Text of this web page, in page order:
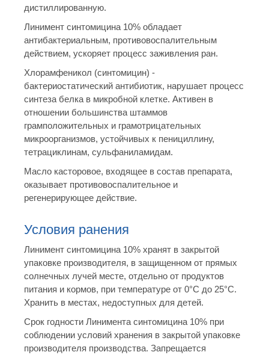
дистиллированную.
Линимент синтомицина 10% обладает
антибактериальным, противовоспалительным
действием, ускоряет процесс заживления ран.
Хлорамфеникол (синтомицин) -
бактериостатический антибиотик, нарушает процесс
синтеза белка в микробной клетке. Активен в
отношении большинства штаммов
грамположительных и грамотрицательных
микроорганизмов, устойчивых к пенициллину,
тетрациклинам, сульфаниламидам.
Масло касторовое, входящее в состав препарата,
оказывает противовоспалительное и
регенерирующее действие.
Условия ранения
Линимент синтомицина 10% хранят в закрытой
упаковке производителя, в защищенном от прямых
солнечных лучей месте, отдельно от продуктов
питания и кормов, при температуре от 0°С до 25°С.
Хранить в местах, недоступных для детей.
Срок годности Линимента синтомицина 10% при
соблюдении условий хранения в закрытой упаковке
производителя производства. Запрещается